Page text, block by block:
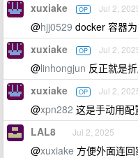
xuxiake OP Jul 2,
@hjj0529 docker 容器为
xuxiake OP Jul 2,
@linhongjun 反正就是
xuxiake OP Jul 2,
@xpn282 这是手动用
LAL8 Jul 2, 2025
@xuxiake 方便外面连